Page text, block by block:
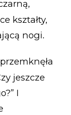
kształty,
nogi.
jeszcze
I